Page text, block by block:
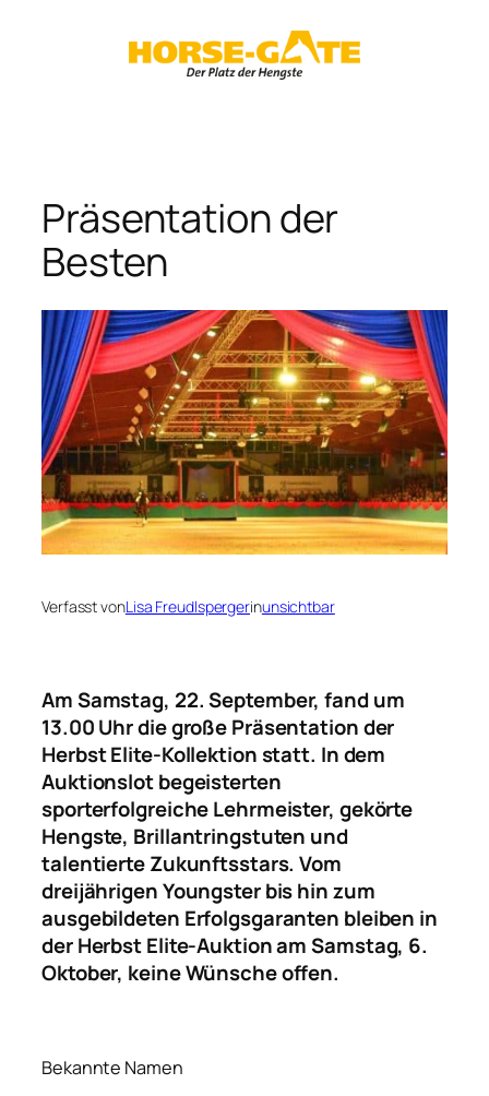
Präsentation der
Besten
Verfasst vonLisa Freudlspergerinunsichtbar
Am Samstag, 22. September, fand um
13.00 Uhr die große Präsentation der
Herbst Elite-Kollektion statt. In dem
Auktionslot begeisterten
sporterfolgreiche Lehrmeister, gekörte
Hengste, Brillantringstuten und
talentierte Zukunftsstars. Vom
dreijährigen Youngster bis hin zum
ausgebildeten Erfolgsgaranten bleiben in
der Herbst Elite-Auktion am Samstag, 6.
Oktober, keine Wünsche offen.
Bekannte Namen